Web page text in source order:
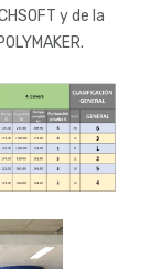
y de la